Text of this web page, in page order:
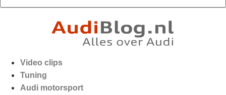
Video clips
Tuning
Audi motorsport